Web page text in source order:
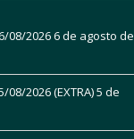
08/20266 de agosto de
08/2026 (EXTRA)5 de